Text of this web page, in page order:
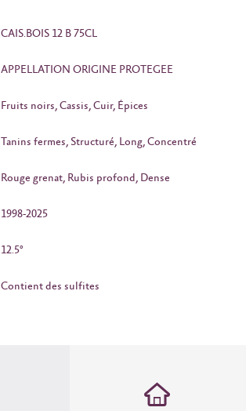
CAIS.BOIS 12 B 75CL
APPELLATION ORIGINE PROTEGEE
Fruits noirs, Cassis, Cuir, Épices
Tanins fermes, Structuré, Long, Concentré
Rouge grenat, Rubis profond, Dense
1998-2025
12.5°
Contient des sulfites